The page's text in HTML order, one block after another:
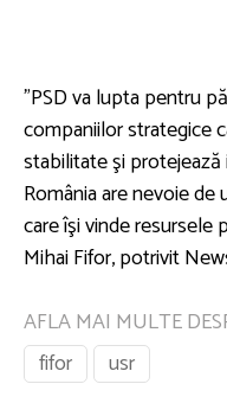
”PSD va lupta pentru
companiilor strategice
stabilitate şi
România are nevoie
care îşi vinde resursele
Mihai Fifor, potrivit
AFLA MAI MULTE
fifor
usr